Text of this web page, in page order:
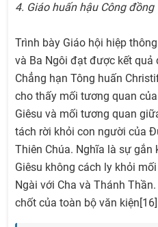
4. Giáo huấn hậu Công đồng
Trình bày Giáo hội hiệp
và Ba Ngôi đạt được kết quả
Chẳng hạn Tông huấn
cho thấy mối tương quan
Giêsu và mối tương quan
tách rời khỏi con người của
Thiên Chúa. Nghĩa là sự
Giêsu không cách ly khỏi
Ngài với Cha và Thánh
chốt của toàn bộ văn